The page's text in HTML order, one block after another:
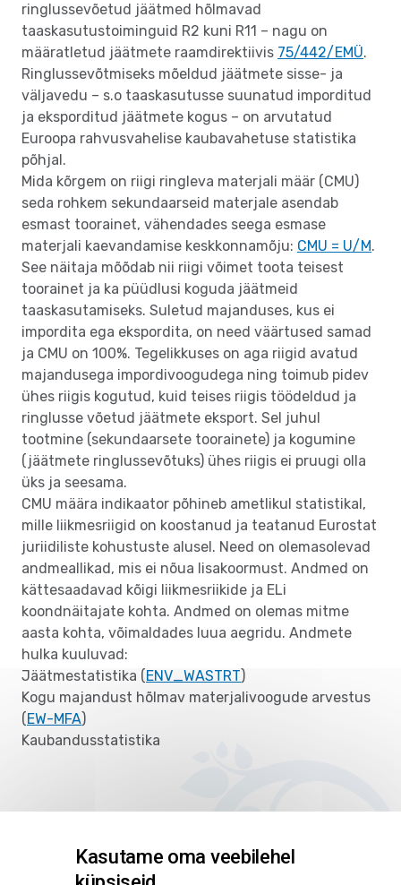
ringlussevõetud jäätmed hõlmavad
taaskasutustoiminguid R2 kuni R11 – nagu on
määratletud jäätmete raamdirektiivis 75/442/EMÜ.
Ringlussevõtmiseks mõeldud jäätmete sisse- ja
väljavedu – s.o taaskasutusse suunatud imporditud
ja eksporditud jäätmete kogus – on arvutatud
Euroopa rahvusvahelise kaubavahetuse statistika
põhjal.
Mida kõrgem on riigi ringleva materjali määr (CMU)
seda rohkem sekundaarseid materjale asendab
esmast toorainet, vähendades seega esmase
materjali kaevandamise keskkonnamõju: CMU = U/M.
See näitaja mõõdab nii riigi võimet toota teisest
toorainet ja ka püüdlusi koguda jäätmeid
taaskasutamiseks. Suletud majanduses, kus ei
impordita ega ekspordita, on need väärtused samad
ja CMU on 100%. Tegelikkuses on aga riigid avatud
majandusega impordivoogudega ning toimub pidev
ühes riigis kogutud, kuid teises riigis töödeldud ja
ringlusse võetud jäätmete eksport. Sel juhul
tootmine (sekundaarsete toorainete) ja kogumine
(jäätmete ringlussevõtuks) ühes riigis ei pruugi olla
üks ja seesama.
CMU määra indikaator põhineb ametlikul statistikal,
mille liikmesriigid on koostanud ja teatanud Eurostat
juriidiliste kohustuste alusel. Need on olemasolevad
andmeallikad, mis ei nõua lisakoormust. Andmed on
kättesaadavad kõigi liikmesriikide ja ELi
koondnäitajate kohta. Andmed on olemas mitme
aasta kohta, võimaldades luua aegridu. Andmete
hulka kuuluvad:
Jäätmestatistika ( ENV_WASTRT)
Kogu majandust hõlmav materjalivoogude arvestus
( EW-MFA)
Kaubandusstatistika
Kasutame oma veebilehel